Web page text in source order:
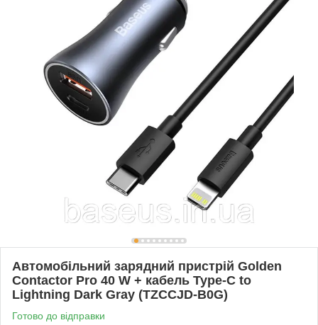
Автомобільний зарядний пристрій Golden
Contactor Pro 40 W + кабель Type-C to
Lightning Dark Gray (TZCCJD-B0G)
Готово до відправки